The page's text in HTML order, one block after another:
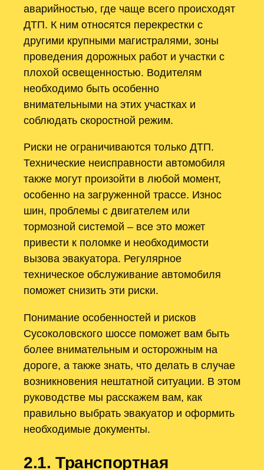
аварийностью, где чаще всего происходят
ДТП. К ним относятся перекрестки с
другими крупными магистралями, зоны
проведения дорожных работ и участки с
плохой освещенностью. Водителям
необходимо быть особенно
внимательными на этих участках и
соблюдать скоростной режим.
Риски не ограничиваются только ДТП.
Технические неисправности автомобиля
также могут произойти в любой момент,
особенно на загруженной трассе. Износ
шин, проблемы с двигателем или
тормозной системой – все это может
привести к поломке и необходимости
вызова эвакуатора. Регулярное
техническое обслуживание автомобиля
поможет снизить эти риски.
Понимание особенностей и рисков
Сусоколовского шоссе поможет вам быть
более внимательным и осторожным на
дороге, а также знать, что делать в случае
возникновения нештатной ситуации. В этом
руководстве мы расскажем вам, как
правильно выбрать эвакуатор и оформить
необходимые документы.
2.1. Транспортная